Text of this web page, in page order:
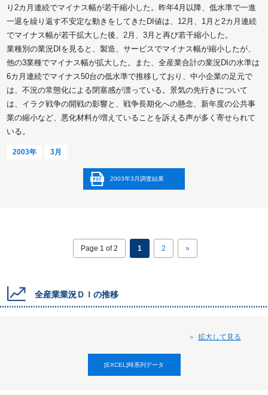
り2カ月連続でマイナス幅が若干縮小した。昨年4月以降、低水準で一進
一退を繰り返す不安定な動きをしてきたDI値は、12月、1月と2カ月連続
でマイナス幅が若干拡大した後、2月、3月と再び若干縮小した。
業種別の業況DIを見ると、製造、サービスでマイナス幅が縮小したが、
他の3業種でマイナス幅が拡大した。また、全産業合計の業況DIの水準は
6カ月連続でマイナス50台の低水準で推移しており、中小企業の足元で
は、不況の常態化による閉塞感が漂っている。景気の先行きについて
は、イラク戦争の開戦の影響と、戦争長期化への懸念、新年度の公共事
業の縮小など、悪化材料が増えていることを訴える声が多く寄せられて
いる。
2003年 3月
2003年3月調査結果
Page 1 of 2 1 2 »
全産業業況ＤＩの推移
拡大して見る
[EXCEL]時系列データ